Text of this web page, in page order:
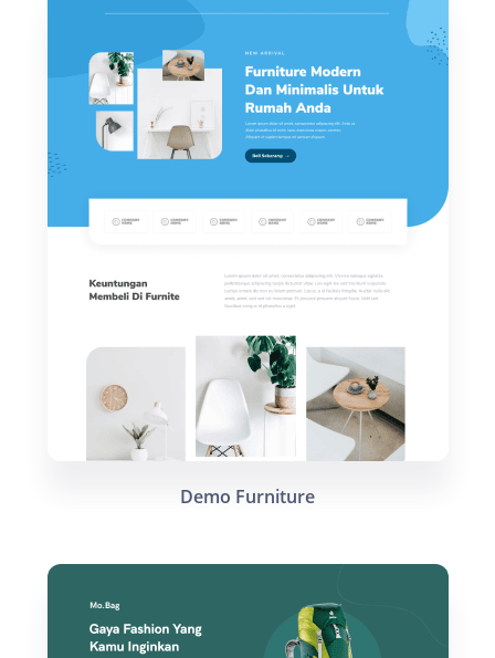
Demo Furniture